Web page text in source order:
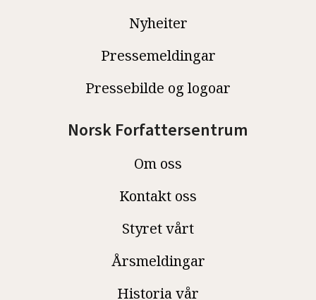
Nyheiter
Pressemeldingar
Pressebilde og logoar
Norsk Forfattersentrum
Om oss
Kontakt oss
Styret vårt
Årsmeldingar
Historia vår